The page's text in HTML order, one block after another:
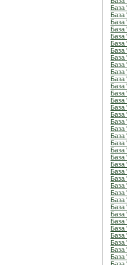
База
База
База
База
База
База
База
База
База
База
База
База
База
База
База
База
База
База
База
База
База
База
База
База
База
База
База
База
База
База
База
База
База
База